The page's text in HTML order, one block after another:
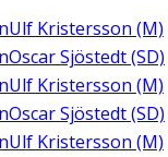
Ulf Kristersson (M)
Oscar Sjöstedt (SD)
Ulf Kristersson (M)
Oscar Sjöstedt (SD)
Ulf Kristersson (M)